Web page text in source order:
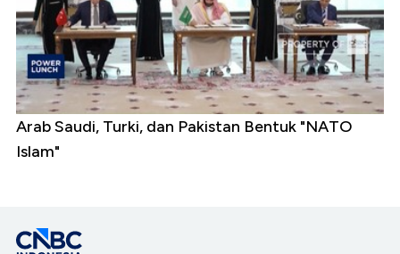
Arab Saudi, Turki, dan Pakistan Bentuk "NATO
Islam"